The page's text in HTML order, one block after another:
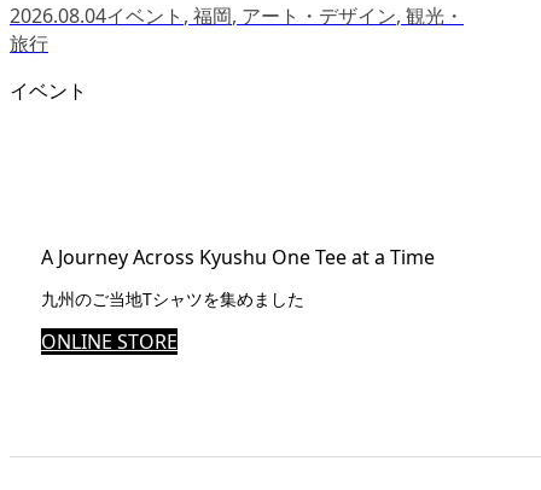
2026.08.04イベント , 福岡, アート・デザイン, 観光・
旅行
イベント
A Journey Across Kyushu One Tee at a Time
九州のご当地Tシャツを集めました
ONLINE STORE